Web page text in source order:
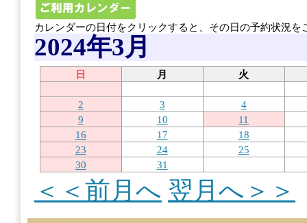
カレンダーの日付をクリックすると、その日の予約状況を
2024年3月
日 月 火
2 3
4
9
10
11
16
17
18
23
24
25
30
31
＜＜前月へ 翌月へ＞＞